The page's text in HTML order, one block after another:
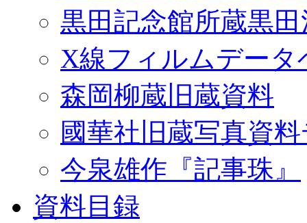
黒田記念館所蔵黒
X線フィルムデータ
森岡柳蔵旧蔵資料
國華社旧蔵写真資
今泉雄作『記事珠』
資料目録